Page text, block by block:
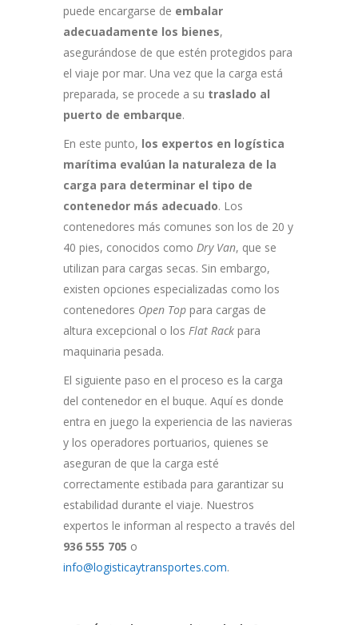
puede encargarse de embalar
adecuadamente los bienes,
asegurándose de que estén protegidos para
el viaje por mar. Una vez que la carga está
preparada, se procede a su traslado al
puerto de embarque.
En este punto, los expertos en logística
marítima evalúan la naturaleza de la
carga para determinar el tipo de
contenedor más adecuado. Los
contenedores más comunes son los de 20 y
40 pies, conocidos como Dry Van, que se
utilizan para cargas secas. Sin embargo,
existen opciones especializadas como los
contenedores Open Top para cargas de
altura excepcional o los Flat Rack para
maquinaria pesada.
El siguiente paso en el proceso es la carga
del contenedor en el buque. Aquí es donde
entra en juego la experiencia de las navieras
y los operadores portuarios, quienes se
aseguran de que la carga esté
correctamente estibada para garantizar su
estabilidad durante el viaje. Nuestros
expertos le informan al respecto a través del
936 555 705 o
info@logisticaytransportes.com.